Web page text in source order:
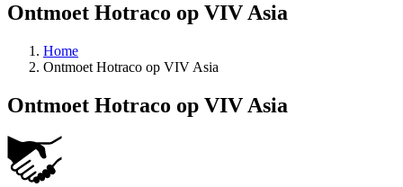
Ontmoet Hotraco op VIV Asia
Home
Ontmoet Hotraco op VIV Asia
Ontmoet Hotraco op VIV Asia